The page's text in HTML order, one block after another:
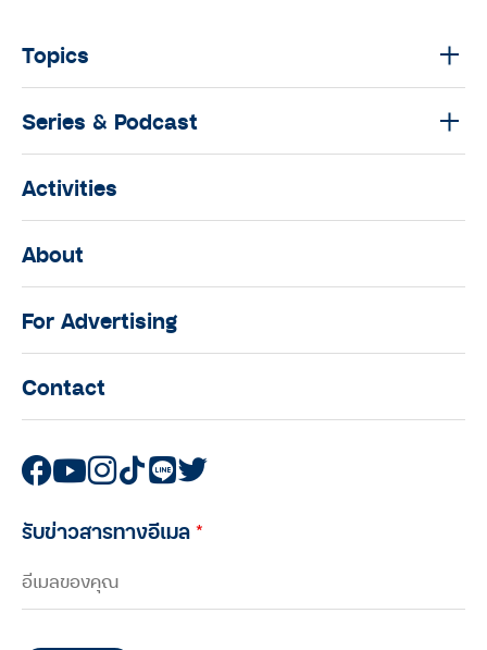
Topics
Series & Podcast
Activities
About
For Advertising
Contact
รับข่าวสารทางอีเมล*